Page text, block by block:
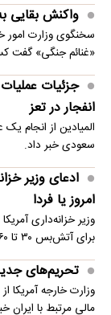
واکنش بقایی
سخنگوی وزارت امور
«غنائم جنگی» گفت
جزئیات
انفجار در تعز
المیادین از انجام
سعودی خبر داد.
ادعای وزیر
امروز یا فردا
وزیر خزانه‌داری
برای آتش‌بس ۳۰ تا ۶۰ روزه حاصل شود و با…
تحریم‌های
وزارت خارجه آمریکا
مالی مرتبط با ایران